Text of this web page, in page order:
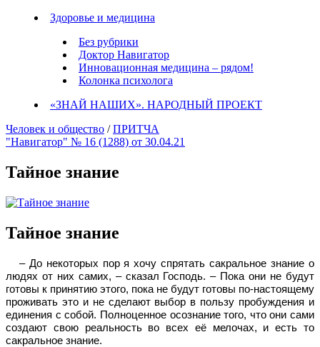
Здоровье и медицина
Без рубрики
Доктор Навигатор
Инновационная медицина – рядом!
Колонка психолога
«ЗНАЙ НАШИХ». НАРОДНЫЙ ПРОЕКТ
Человек и общество /ПРИТЧА
"Навигатор" № 16 (1288) от 30.04.21
Тайное знание
Тайное знание
– До некоторых пор я хочу спрятать сакральное знание о
людях от них самих, – сказал Господь. – Пока они не будут
готовы к принятию этого, пока не будут готовы по-настоящему
проживать это и не сделают выбор в пользу пробуждения и
единения с собой. Полноценное осознание того, что они сами
создают свою реальность во всех её мелочах, и есть то
сакральное знание.